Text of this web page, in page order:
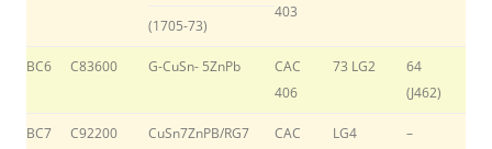
403
(1705-73)
BC6 C83600 G-CuSn- 5ZnPb
CAC
406
73 LG2
64
(J462)
BC7 C92200 CuSn7ZnPB/RG7
CAC
LG4 –